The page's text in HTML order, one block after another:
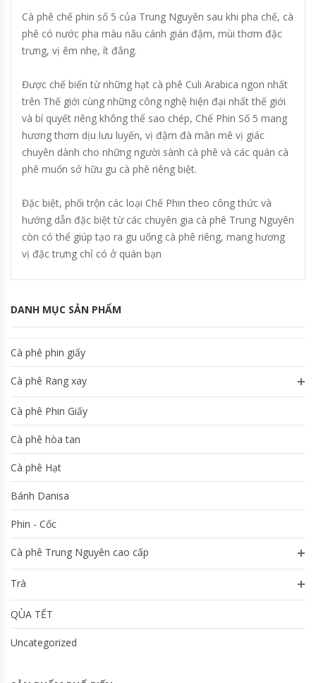
Cà phê chế phin số 5 của Trung Nguyên sau khi pha chế, cà
phê có nước pha màu nâu cánh gián đậm, mùi thơm đặc
trưng, vị êm nhẹ, ít đắng.
Được chế biến từ những hạt cà phê Culi Arabica ngon nhất
trên Thế giới cùng những công nghệ hiện đại nhất thế giới
và bí quyết riêng không thể sao chép, Chế Phin Số 5 mang
hương thơm dịu lưu luyến, vị đậm đà mân mê vị giác
chuyên dành cho những người sành cà phê và các quán cà
phê muốn sở hữu gu cà phê riêng biệt.
Đặc biệt, phối trộn các loại Chế Phin theo công thức và
hướng dẫn đặc biệt từ các chuyên gia cà phê Trung Nguyên
còn có thể giúp tạo ra gu uống cà phê riêng, mang hương
vị đặc trưng chỉ có ở quán bạn
DANH MỤC SẢN PHẨM
Cà phê phin giấy
Cà phê Rang xay
Cà phê Phin Giấy
Cà phê hòa tan
Cà phê Hạt
Bánh Danisa
Phin - Cốc
Cà phê Trung Nguyên cao cấp
Trà
QÙA TẾT
Uncategorized